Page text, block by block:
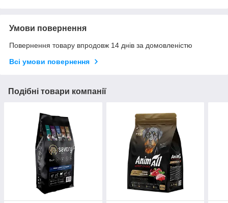
Умови повернення
Повернення товару впродовж 14 днів за домовленістю
Всі умови повернення
Подібні товари компанії